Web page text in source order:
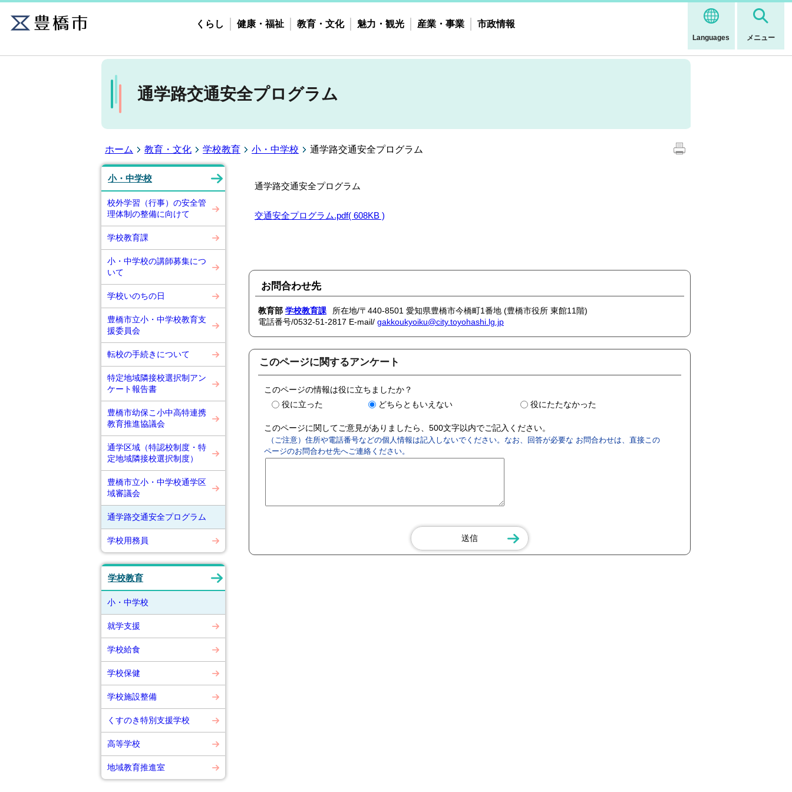
Languages メニュー
くらし 健康・福祉 教育・文化 魅力・観光 産業・事業 市政情報
通学路交通安全プログラム
ホーム 教育・文化 学校教育 小・中学校 通学路交通安全プログラム
小・中学校
校外学習（行事）の安全管
理体制の整備に向けて
学校教育課
小・中学校の講師募集につ
いて
学校いのちの日
豊橋市立小・中学校教育支
援委員会
転校の手続きについて
特定地域隣接校選択制アン
ケート報告書
豊橋市幼保こ小中高特連携
教育推進協議会
通学区域（特認校制度・特
定地域隣接校選択制度）
豊橋市立小・中学校通学区
域審議会
通学路交通安全プログラム
学校用務員
学校教育
小・中学校
就学支援
学校給食
学校保健
学校施設整備
くすのき特別支援学校
高等学校
地域教育推進室
通学路交通安全プログラム
交通安全プログラム.pdf( 608KB )
お問合わせ先
教育部 学校教育課
所在地/〒440-8501 愛知県豊橋市今橋町1番地 (豊橋市役所 東館11階)
電話番号/0532-51-2817 E-mail/ gakkoukyoiku@city.toyohashi.lg.jp
このページに関するアンケート
このページの情報は役に立ちましたか？
役に立った
どちらともいえない 役にたたなかった
このページに関してご意見がありましたら、500文字以内でご記入ください。
（ご注意）住所や電話番号などの個人情報は記入しないでください。なお、回答が必要な お問合わせは、直接この
ページのお問合わせ先へご連絡ください。